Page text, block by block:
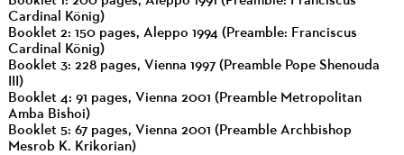
Cardinal König)
Booklet 2: 150 pages, Aleppo 1994 (Preamble: Franciscus
Cardinal König)
Booklet 3: 228 pages, Vienna 1997 (Preamble Pope Shenouda
III)
Booklet 4: 91 pages, Vienna 2001 (Preamble Metropolitan
Amba Bishoi)
Booklet 5: 67 pages, Vienna 2001 (Preamble Archbishop
Mesrob K. Krikorian)